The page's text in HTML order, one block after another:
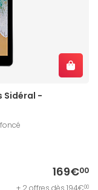
Sidéral -
foncé
169€00
+ 2 offres dès 194€00